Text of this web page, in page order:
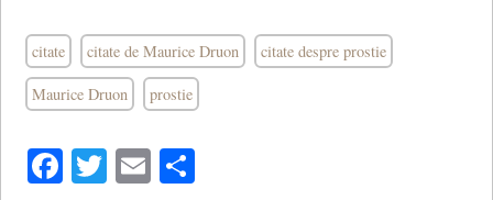
citate citate de Maurice Druon citate despre prostie
Maurice Druon prostie
Facebook
Twitter
Email